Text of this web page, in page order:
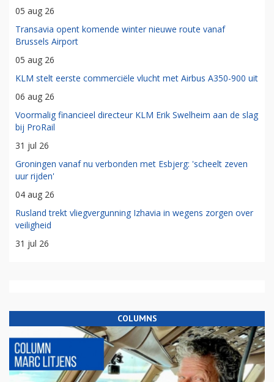
05 aug 26
Transavia opent komende winter nieuwe route vanaf
Brussels Airport
05 aug 26
KLM stelt eerste commerciële vlucht met Airbus A350-900 uit
06 aug 26
Voormalig financieel directeur KLM Erik Swelheim aan de slag
bij ProRail
31 jul 26
Groningen vanaf nu verbonden met Esbjerg: 'scheelt zeven
uur rijden'
04 aug 26
Rusland trekt vliegvergunning Izhavia in wegens zorgen over
veiligheid
31 jul 26
COLUMNS